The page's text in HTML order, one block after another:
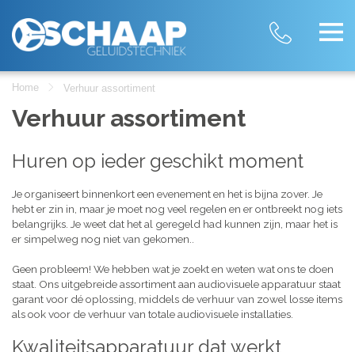
Home Verhuur assortiment
Verhuur assortiment
Huren op ieder geschikt moment
Je organiseert binnenkort een evenement en het is bijna zover. Je
hebt er zin in, maar je moet nog veel regelen en er ontbreekt nog iets
belangrijks. Je weet dat het al geregeld had kunnen zijn, maar het is
er simpelweg nog niet van gekomen..
Geen probleem! We hebben wat je zoekt en weten wat ons te doen
staat. Ons uitgebreide assortiment aan audiovisuele apparatuur staat
garant voor dé oplossing, middels de verhuur van zowel losse items
als ook voor de verhuur van totale audiovisuele installaties.
Kwaliteitsapparatuur dat werkt